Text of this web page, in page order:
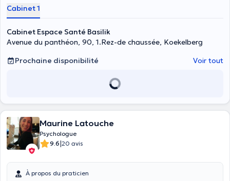
Cabinet 1
Cabinet Espace Santé Basilik
Avenue du panthéon, 90, 1.Rez-de chaussée, Koekelberg
Prochaine disponibilité
Voir tout
Maurine Latouche
Psychologue
9.6|20 avis
À propos du praticien